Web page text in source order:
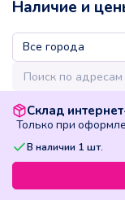
Наличие и
Склад
Только при
В наличии 1 шт.